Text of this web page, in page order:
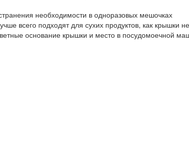
необходимости в одноразовых мешочках
всего подходят для сухих продуктов, как крышки
основание крышки и место в посудомоечной